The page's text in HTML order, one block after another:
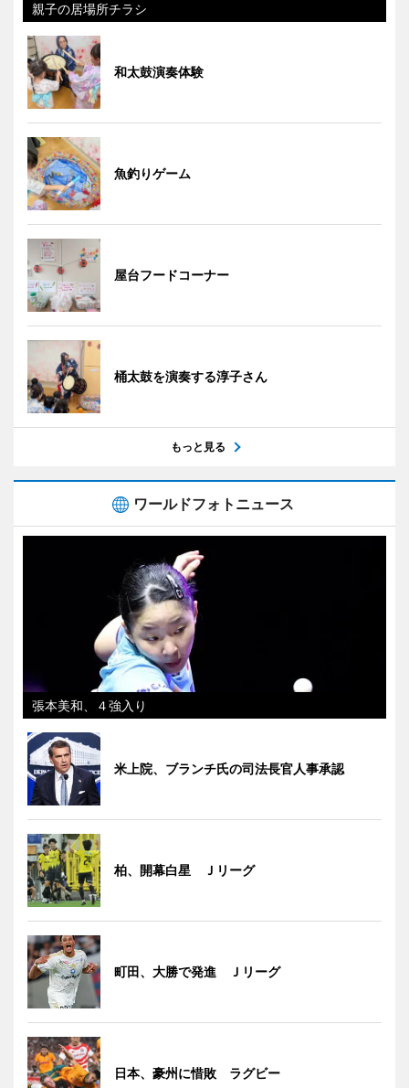
親子の居場所チラシ
和太鼓演奏体験
魚釣りゲーム
屋台フードコーナー
桶太鼓を演奏する淳子さん
もっと見る
ワールドフォトニュース
張本美和、４強入り
米上院、ブランチ氏の司法長官人事承認
柏、開幕白星 Ｊリーグ
町田、大勝で発進 Ｊリーグ
日本、豪州に惜敗 ラグビー